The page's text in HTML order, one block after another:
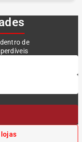
de
lojas